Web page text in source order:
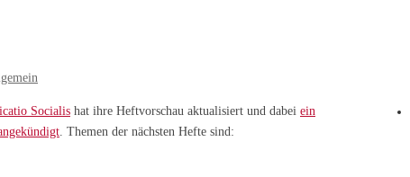
Socialis hat ihre Heftvorschau aktualisiert und dabei ein
. Themen der nächsten Hefte sind: